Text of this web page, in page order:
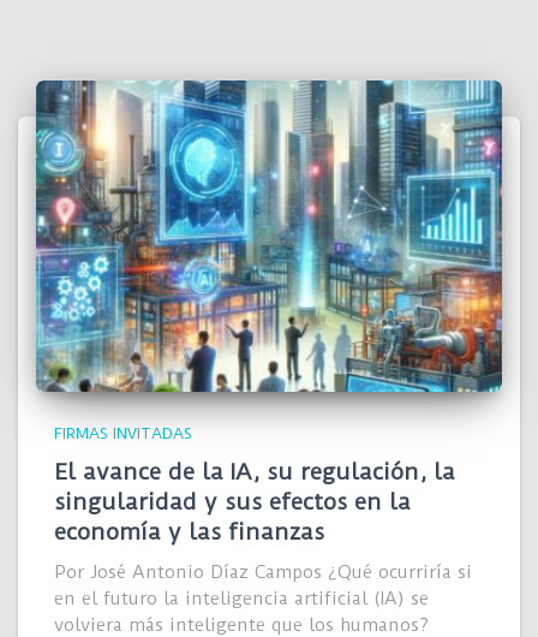
FIRMAS INVITADAS
El avance de la IA, su regulación, la
singularidad y sus efectos en la
economía y las finanzas
Por José Antonio Díaz Campos ¿Qué ocurriría si
en el futuro la inteligencia artificial (IA) se
volviera más inteligente que los humanos?